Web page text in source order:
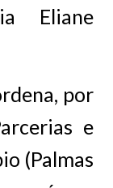
Eliane
por
e
(Palmas